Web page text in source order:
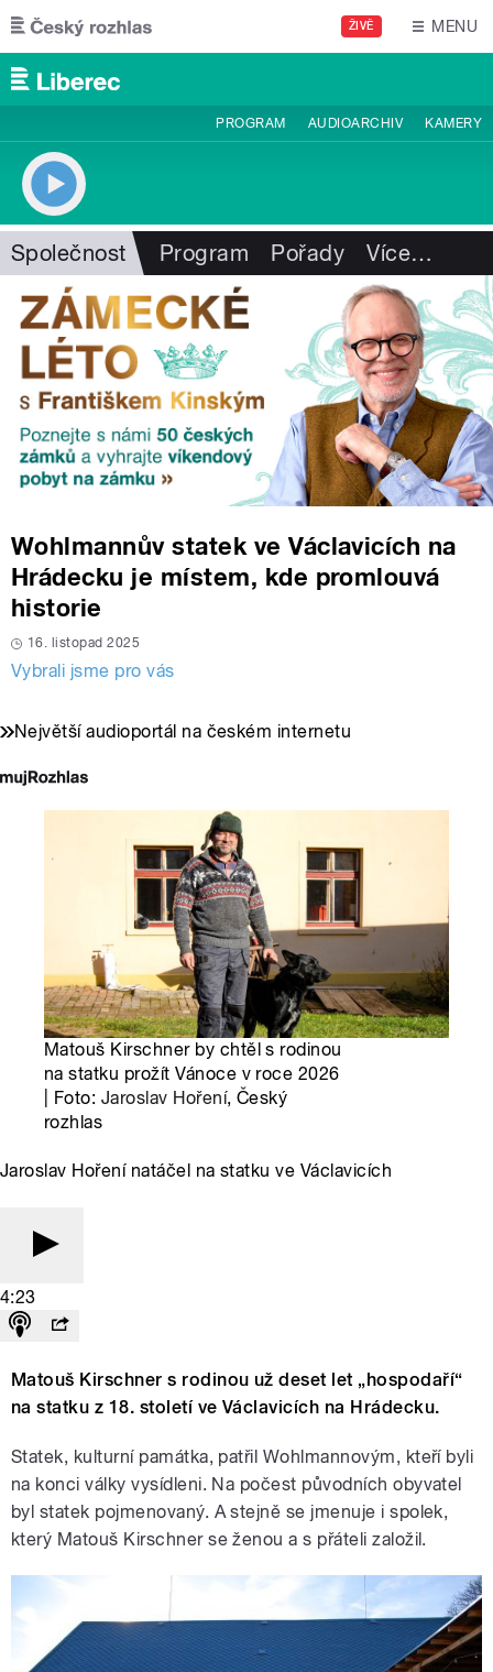
Přejít k hlavnímu obsahu
ŽIVĚ MENU
PROGRAM AUDIOARCHIV KAMERY
Společnost Program Pořady Více…
Wohlmannův statek ve Václavicích na
Hrádecku je místem, kde promlouvá
historie
16. listopad 2025
Vybrali jsme pro vás
Největší audioportál na českém internetu
Matouš Kirschner by chtěl s rodinou
na statku prožít Vánoce v roce 2026
| Foto: Jaroslav Hoření, Český
rozhlas
Jaroslav Hoření natáčel na statku ve Václavicích
4:23
Matouš Kirschner s rodinou už deset let „hospodaří“
na statku z 18. století ve Václavicích na Hrádecku.
Statek, kulturní památka, patřil Wohlmannovým, kteří byli
na konci války vysídleni. Na počest původních obyvatel
byl statek pojmenovaný. A stejně se jmenuje i spolek,
který Matouš Kirschner se ženou a s přáteli založil.